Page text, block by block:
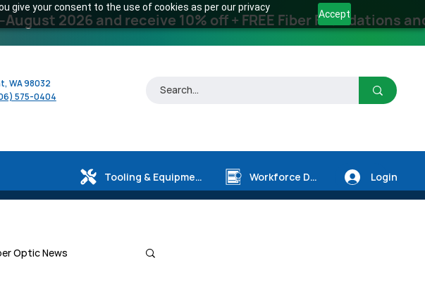
give your consent to the use of cookies as per our privacy
Accept
2026 and receive 10% off + FREE Fiber Foundations
WA 98032
575-0404
Tooling & Equipment Workforce Dev. Login
Optic News